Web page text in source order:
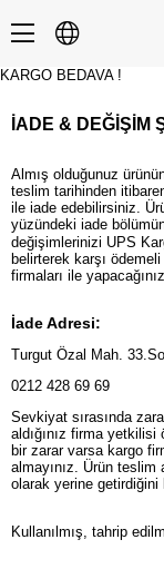
KARGO BEDAVA !
İADE & DEĞİŞİM
Almış olduğunuz
teslim tarihinden
ile iade edebilirsiniz.
yüzündeki iade
değişimlerinizi UPS
belirterek karşı
firmaları ile
İade Adresi:
Turgut Özal Mah.
0212 428 69 69
Sevkiyat sırasında
aldığınız firma
bir zarar varsa kargo
almayınız. Ürün teslim
olarak yerine getirdiğini
Kullanılmış, tahrip